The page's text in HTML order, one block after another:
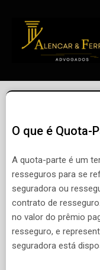
O que é Quota-
A quota-parte é um
resseguros para se
seguradora ou
contrato de
no valor do prêmio
resseguro, e
seguradora está